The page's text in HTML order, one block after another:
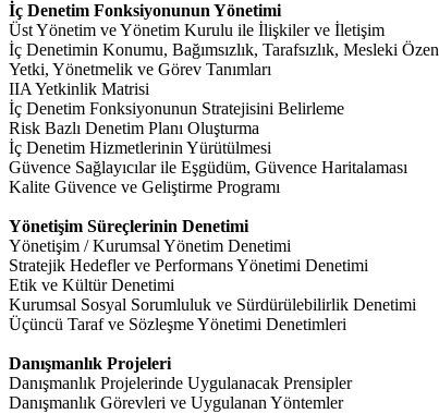
İç Denetim Fonksiyonunun Yönetimi
Üst Yönetim ve Yönetim Kurulu ile İlişkiler ve İletişim
İç Denetimin Konumu, Bağımsızlık, Tarafsızlık, Mesleki Özen
Yetki, Yönetmelik ve Görev Tanımları
IIA Yetkinlik Matrisi
İç Denetim Fonksiyonunun Stratejisini Belirleme
Risk Bazlı Denetim Planı Oluşturma
İç Denetim Hizmetlerinin Yürütülmesi
Güvence Sağlayıcılar ile Eşgüdüm, Güvence Haritalaması
Kalite Güvence ve Geliştirme Programı
Yönetişim Süreçlerinin Denetimi
Yönetişim / Kurumsal Yönetim Denetimi
Stratejik Hedefler ve Performans Yönetimi Denetimi
Etik ve Kültür Denetimi
Kurumsal Sosyal Sorumluluk ve Sürdürülebilirlik Denetimi
Üçüncü Taraf ve Sözleşme Yönetimi Denetimleri
Danışmanlık Projeleri
Danışmanlık Projelerinde Uygulanacak Prensipler
Danışmanlık Görevleri ve Uygulanan Yöntemler